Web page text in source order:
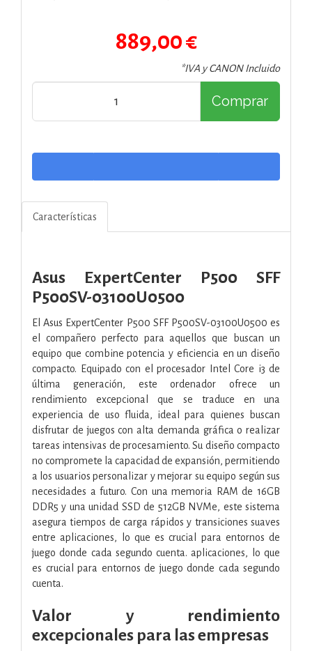
889,00 €
*IVA y CANON Incluido
Comprar
Características
Asus ExpertCenter P500 SFF
P500SV-03100U0500
El Asus ExpertCenter P500 SFF P500SV-03100U0500 es
el compañero perfecto para aquellos que buscan un
equipo que combine potencia y eficiencia en un diseño
compacto. Equipado con el procesador Intel Core i3 de
última generación, este ordenador ofrece un
rendimiento excepcional que se traduce en una
experiencia de uso fluida, ideal para quienes buscan
disfrutar de juegos con alta demanda gráfica o realizar
tareas intensivas de procesamiento. Su diseño compacto
no compromete la capacidad de expansión, permitiendo
a los usuarios personalizar y mejorar su equipo según sus
necesidades a futuro. Con una memoria RAM de 16GB
DDR5 y una unidad SSD de 512GB NVMe, este sistema
asegura tiempos de carga rápidos y transiciones suaves
entre aplicaciones, lo que es crucial para entornos de
juego donde cada segundo cuenta. aplicaciones, lo que
es crucial para entornos de juego donde cada segundo
cuenta.
Valor y rendimiento
excepcionales para las empresas